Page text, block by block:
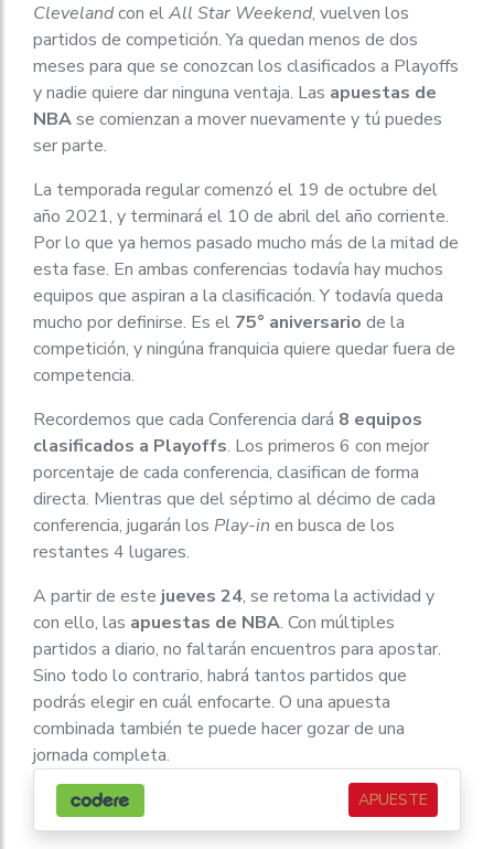
Clevelandcon elAll Star Weekend, vuelven los
partidos de competición. Ya quedan menos de dos
meses para que se conozcan los clasificados a Playoffs
y nadie quiere dar ninguna ventaja. Las apuestas de
NBAse comienzan a mover nuevamente y tú puedes
ser parte.
La temporada regular comenzó el 19 de octubre del
año 2021, y terminará el 10 de abril del año corriente.
Por lo que ya hemos pasado mucho más de la mitad de
esta fase. En ambas conferencias todavía hay muchos
equipos que aspiran a la clasificación. Y todavía queda
mucho por definirse. Es el 75° aniversario de la
competición, y ningúna franquicia quiere quedar fuera de
competencia.
Recordemos que cada Conferencia dará 8 equipos
clasificados a Playoffs. Los primeros 6 con mejor
porcentaje de cada conferencia, clasifican de forma
directa. Mientras que del séptimo al décimo de cada
conferencia, jugarán los Play-in en busca de los
restantes 4 lugares.
A partir de este jueves 24, se retoma la actividad y
con ello, las apuestas de NBA. Con múltiples
partidos a diario, no faltarán encuentros para apostar.
Sino todo lo contrario, habrá tantos partidos que
podrás elegir en cuál enfocarte. O una apuesta
combinada también te puede hacer gozar de una
jornada completa.
APUESTE